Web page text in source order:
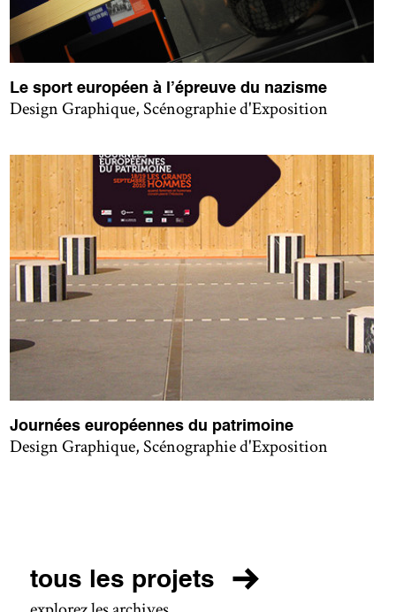
Le sport européen à l’épreuve du nazisme
Design Graphique, Scénographie d'Exposition
Journées européennes du patrimoine
Design Graphique, Scénographie d'Exposition
tous les projets